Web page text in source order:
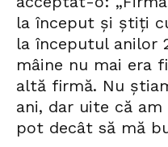
la început și știți
la începutul anilor
mâine nu mai era
altă firmă. Nu
ani, dar uite că
pot decât să mă